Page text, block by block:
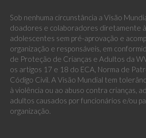
Sob nenhuma circunstância a Visão
doadores e colaboradores diretamente
adolescentes sem pré-aprovação e
organização e responsáveis, em
de Proteção de Crianças e Adultos da
os artigos 17 e 18 do ECA, Norma de
Código Civil. A Visão Mundial tem
à violência ou ao abuso contra crianças,
adultos causados por funcionários e/ou
organização.